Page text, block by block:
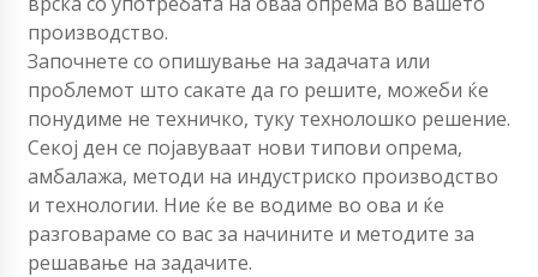
производство.
Започнете со опишување на задачата или
проблемот што сакате да го решите, можеби ќе
понудиме не техничко, туку технолошко решение.
Секој ден се појавуваат нови типови опрема,
амбалажа, методи на индустриско производство
и технологии. Ние ќе ве водиме во ова и ќе
разговараме со вас за начините и методите за
решавање на задачите.